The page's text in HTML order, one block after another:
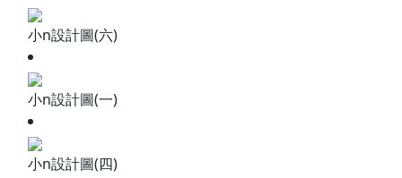
小n設計圖(六)
小n設計圖(一)
小n設計圖(四)